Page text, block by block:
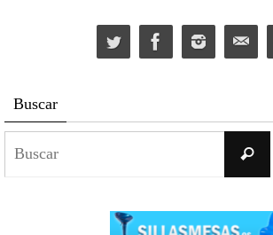
Buscar
Buscar